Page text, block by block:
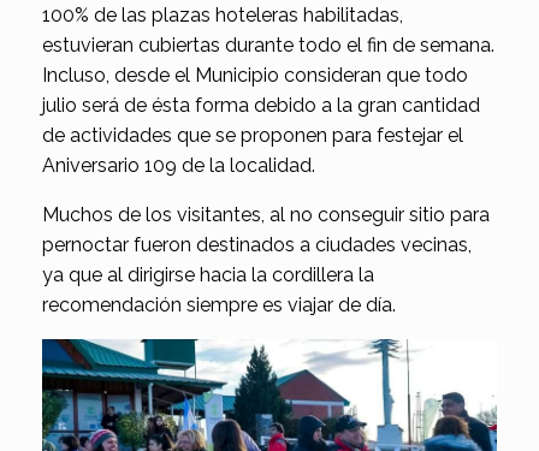
100% de las plazas hoteleras habilitadas,
estuvieran cubiertas durante todo el fin de semana.
Incluso, desde el Municipio consideran que todo
julio será de ésta forma debido a la gran cantidad
de actividades que se proponen para festejar el
Aniversario 109 de la localidad.
Muchos de los visitantes, al no conseguir sitio para
pernoctar fueron destinados a ciudades vecinas,
ya que al dirigirse hacia la cordillera la
recomendación siempre es viajar de día.